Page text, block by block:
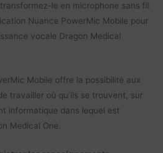
le en microphone sans fil
Nuance PowerMic Mobile pour
vocale Dragon Medical
Mobile offre la possibilité aux
travailler où qu’ils se trouvent, sur
informatique dans lequel est
Medical One.